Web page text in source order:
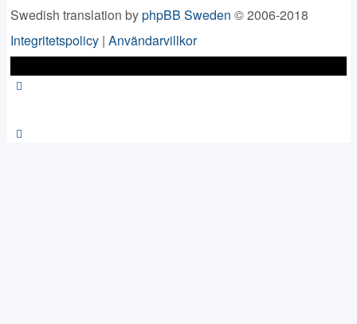
Swedish translation byphpBB Sweden © 2006-2018
Integritetspolicy | Användarvillkor